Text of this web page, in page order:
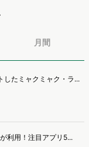
月間
したミャクミャク・ラ...
利用！注目アプリ5...